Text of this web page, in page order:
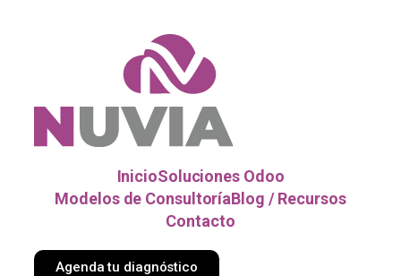
InicioSoluciones Odoo
Modelos de ConsultoríaBlog / Recursos
Contacto
Agenda tu diagnóstico